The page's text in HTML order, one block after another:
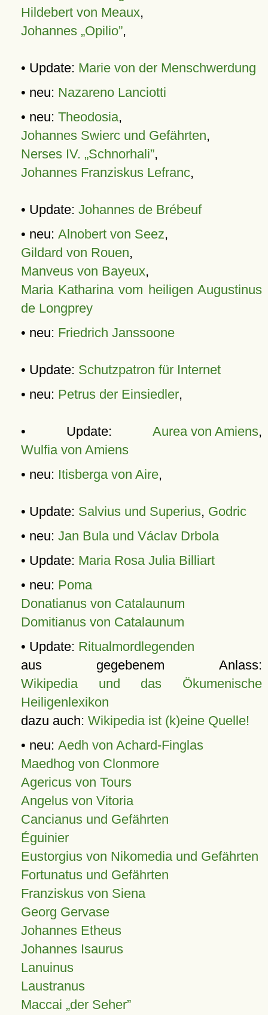
Hildebert von Meaux,
Johannes „Opilio”,
• Update: Marie von der Menschwerdung
• neu: Nazareno Lanciotti
• neu: Theodosia,
Johannes Swierc und Gefährten,
Nerses IV. „Schnorhali”,
Johannes Franziskus Lefranc,
• Update: Johannes de Brébeuf
• neu: Alnobert von Seez,
Gildard von Rouen,
Manveus von Bayeux,
Maria Katharina vom heiligen Augustinus
de Longprey
• neu: Friedrich Janssoone
• Update: Schutzpatron für Internet
• neu: Petrus der Einsiedler,
• Update: Aurea von Amiens,
Wulfia von Amiens
• neu: Itisberga von Aire,
• Update: Salvius und Superius, Godric
• neu: Jan Bula und Václav Drbola
• Update: Maria Rosa Julia Billiart
• neu: Poma
Donatianus von Catalaunum
Domitianus von Catalaunum
• Update: Ritualmordlegenden
aus gegebenem Anlass:
Wikipedia und das Ökumenische
Heiligenlexikon
dazu auch: Wikipedia ist (k)eine Quelle!
• neu: Aedh von Achard-Finglas
Maedhog von Clonmore
Agericus von Tours
Angelus von Vitoria
Cancianus und Gefährten
Éguinier
Eustorgius von Nikomedia und Gefährten
Fortunatus und Gefährten
Franziskus von Siena
Georg Gervase
Johannes Etheus
Johannes Isaurus
Lanuinus
Laustranus
Maccai „der Seher”